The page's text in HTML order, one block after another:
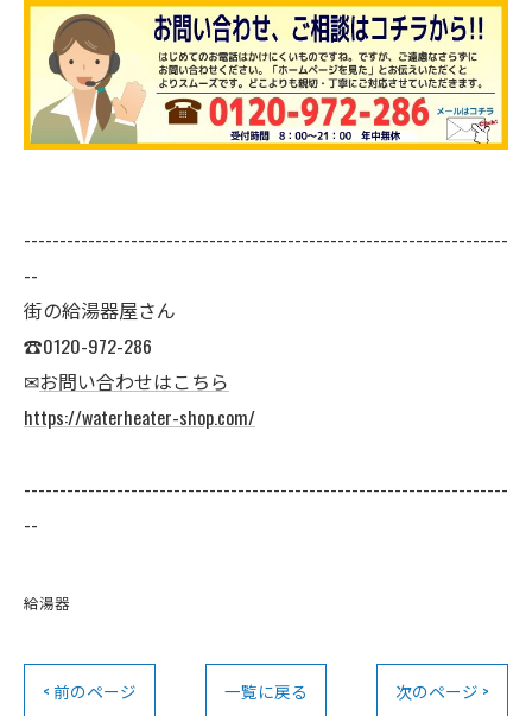
--------------------------------------------------------------------
--
街の給湯器屋さん
☎0120-972-286
✉お問い合わせはこちら
https://waterheater-shop.com/
--------------------------------------------------------------------
--
給湯器
< 前のページ 一覧に戻る 次のページ >